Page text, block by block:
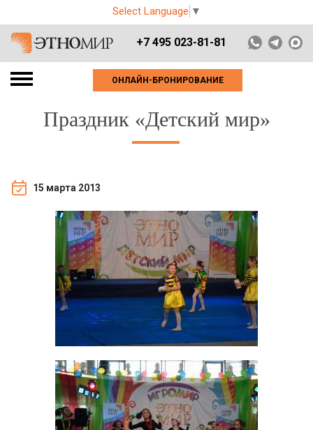
Select Language ▼
+7 495 023-81-81
ОНЛАЙН-БРОНИРОВАНИЕ
Праздник «Детский мир»
15 марта 2013